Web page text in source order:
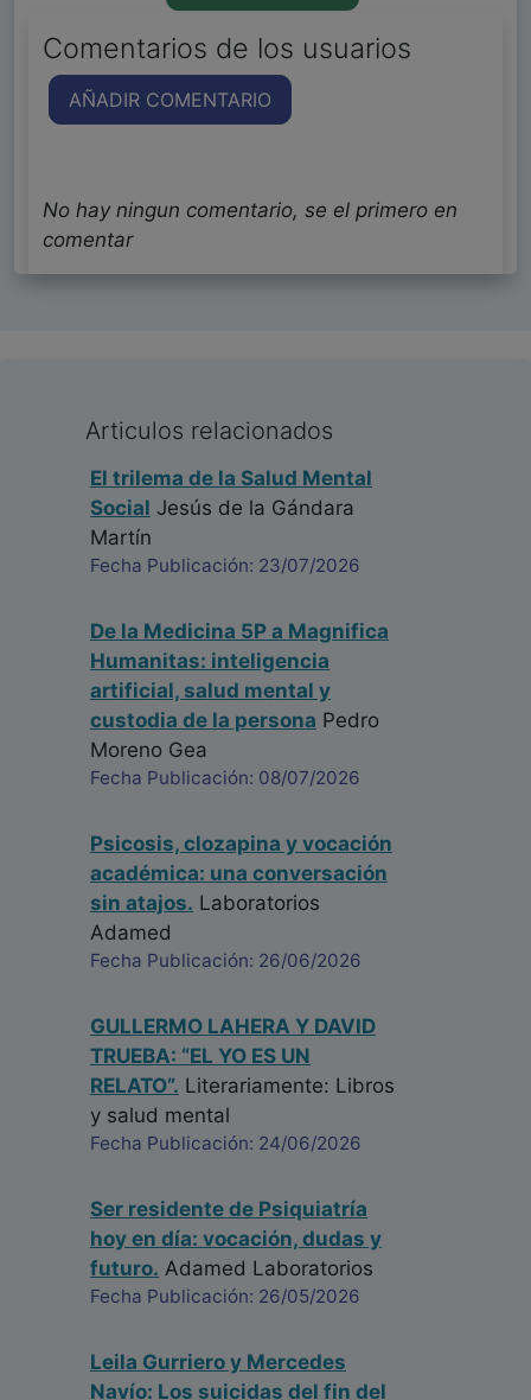
Comentarios de los usuarios
AÑADIR COMENTARIO
No hay ningun comentario, se el primero en
comentar
Articulos relacionados
El trilema de la Salud Mental
Social Jesús de la Gándara
Martín
Fecha Publicación: 23/07/2026
De la Medicina 5P a Magnifica
Humanitas: inteligencia
artificial, salud mental y
custodia de la persona Pedro
Moreno Gea
Fecha Publicación: 08/07/2026
Psicosis, clozapina y vocación
académica: una conversación
sin atajos. Laboratorios
Adamed
Fecha Publicación: 26/06/2026
GULLERMO LAHERA Y DAVID
TRUEBA: “EL YO ES UN
RELATO”. Literariamente: Libros
y salud mental
Fecha Publicación: 24/06/2026
Ser residente de Psiquiatría
hoy en día: vocación, dudas y
futuro. Adamed Laboratorios
Fecha Publicación: 26/05/2026
Leila Gurriero y Mercedes
Navío: Los suicidas del fin del